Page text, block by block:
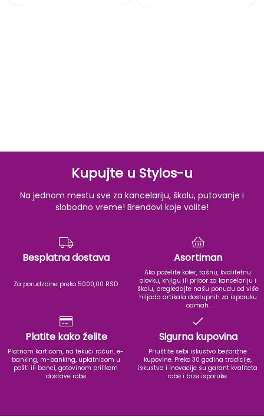
Kupujte u Stylos-u
Na jednom mestu sve za kancelariju, školu, putovanje i
slobodno vreme! Brendovi koje volite!
Besplatna dostava
Za porudzbine preko 5000,00 RSD
Asortiman
Ako poželite kofer, tašnu, kvalitetnu
olovku, knjigu ili pribor za kancelariju i
školu, pregledajte našu ponudu od više
hiljada artikala dostupnih za isporuku
odmah.
Platite kako želite
Platnom karticom, na tekući račun, e-
banking, m-banking, uplatnicom u
pošti ili banci, gotovinom prilikom
dostave robe
Sigurna kupovina
Priuštite sebi iskustvo bezbrižne
kupovine. Preko 30 godina tradicije,
iskustva i inovacije su garant kvaliteta
robe i brze isporuke.